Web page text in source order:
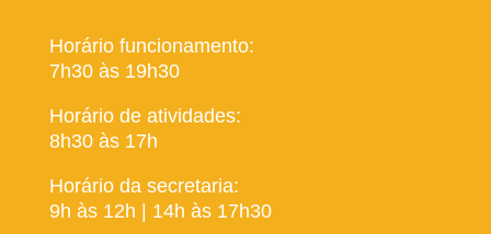
Horário funcionamento:
7h30 às 19h30
Horário de atividades:
8h30 às 17h
Horário da secretaria:
9h às 12h | 14h às 17h30